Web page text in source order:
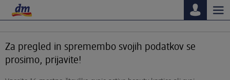
Za pregled in spremembo svojih podatkov se
prosimo, prijavite!